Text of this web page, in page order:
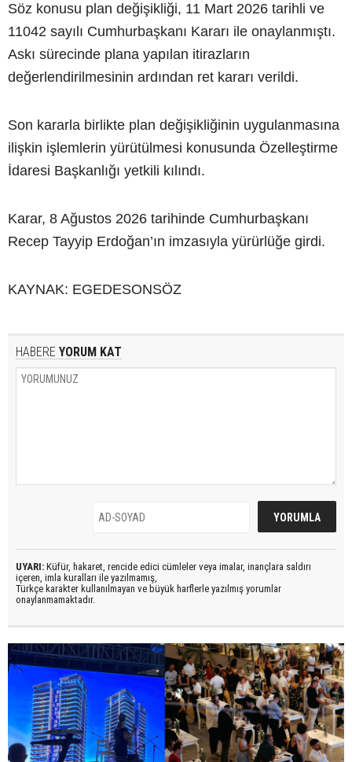
Söz konusu plan değişikliği, 11 Mart 2026 tarihli ve
11042 sayılı Cumhurbaşkanı Kararı ile onaylanmıştı.
Askı sürecinde plana yapılan itirazların
değerlendirilmesinin ardından ret kararı verildi.
Son kararla birlikte plan değişikliğinin uygulanmasına
ilişkin işlemlerin yürütülmesi konusunda Özelleştirme
İdaresi Başkanlığı yetkili kılındı.
Karar, 8 Ağustos 2026 tarihinde Cumhurbaşkanı
Recep Tayyip Erdoğan’ın imzasıyla yürürlüğe girdi.
KAYNAK: EGEDESONSÖZ
HABERE YORUM KAT
UYARI: Küfür, hakaret, rencide edici cümleler veya imalar, inançlara saldırı
içeren, imla kuralları ile yazılmamış,
Türkçe karakter kullanılmayan ve büyük harflerle yazılmış yorumlar
onaylanmamaktadır.